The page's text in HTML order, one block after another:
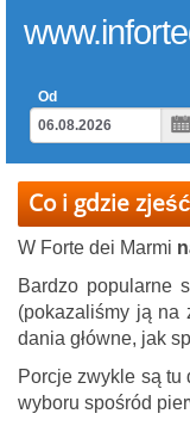
Od
Co i gdzie
W Forte dei Marmi
Bardzo popularne
(pokazaliśmy ją na
dania główne, jak
Porcje zwykle są tu
wyboru spośród